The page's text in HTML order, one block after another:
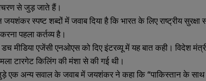
SUBMIT
SUBMIT
से जुड़ जाते हैं।
जयशंकर स्पष्ट शब्दों में जवाब दिया है कि भारत के लिए राष्ट्रीय
पहला कर्तव्य है।
मीडिया एजेंसी एनओएस को दिए इंटरव्यू में यह बात कही। विदेश
टारगेट किलिंग की मंशा से की गई थी।
एक अन्य सवाल के जवाब में जयशंकर ने कहा कि “पाकिस्तान के